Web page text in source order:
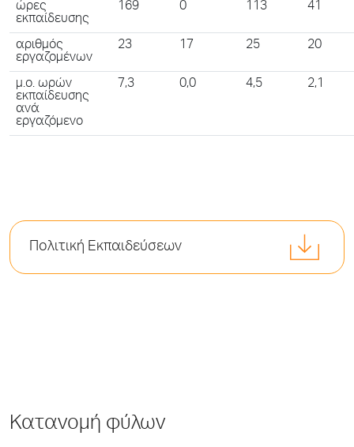
ώρες
εκπαίδευσης
169 0 113 41
αριθμός
εργαζομένων
23 17 25 20
μ.ο. ωρών
εκπαίδευσης
ανά
εργαζόμενο
7,3 0,0 4,5 2,1
Πολιτική Εκπαιδεύσεων
Κατανομή φύλων